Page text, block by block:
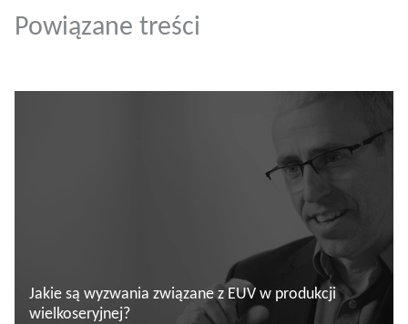
Powiązane treści
Jakie są wyzwania związane z EUV w produkcji
wielkoseryjnej?